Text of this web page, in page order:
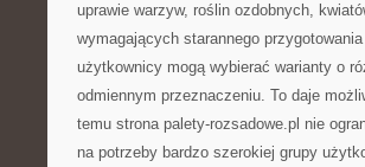
uprawie warzyw, roślin ozdobnych,
wymagających starannego
użytkownicy mogą wybierać warianty o
odmiennym przeznaczeniu. To daje
temu strona palety-rozsadowe.pl nie
na potrzeby bardzo szerokiej grupy